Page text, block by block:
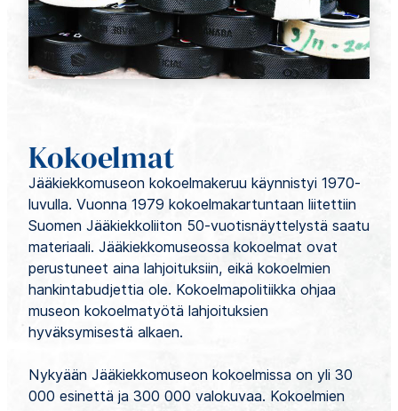
Kokoelmat
Jääkiekkomuseon kokoelmakeruu käynnistyi 1970-
luvulla. Vuonna 1979 kokoelmakartuntaan liitettiin
Suomen Jääkiekkoliiton 50-vuotisnäyttelystä saatu
materiaali. Jääkiekkomuseossa kokoelmat ovat
perustuneet aina lahjoituksiin, eikä kokoelmien
hankintabudjettia ole. Kokoelmapolitiikka ohjaa
museon kokoelmatyötä lahjoituksien
hyväksymisestä alkaen.
Nykyään Jääkiekkomuseon kokoelmissa on yli 30
000 esinettä ja 300 000 valokuvaa. Kokoelmien